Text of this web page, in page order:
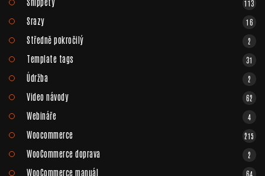
113
Srazy 16
Středně pokročilý 2
Template tags 31
Údržba 2
Video návody 62
Webináře 4
Woocommerce 215
WooCommerce doprava 2
WooCommerce manuál 64